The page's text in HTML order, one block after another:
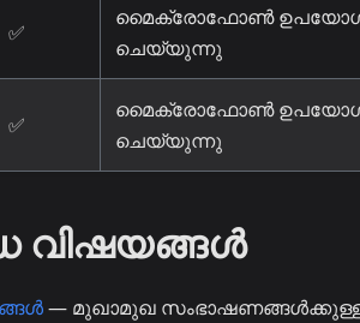
✅
മൈക്രോഫോൺ
ചെയ്യുന്നു
✅
മൈക്രോഫോൺ
ചെയ്യുന്നു
— മുഖാമുഖ സംഭാഷണങ്ങൾക്കുള്ള